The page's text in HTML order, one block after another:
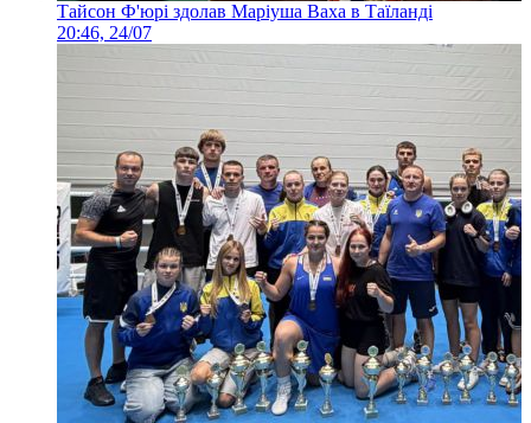
Тайсон Ф'юрі здолав Маріуша Ваха в Таїланді
20:46, 24/07